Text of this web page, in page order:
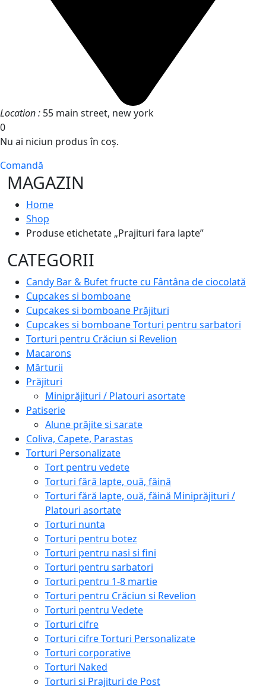
Location : 55 main street, new york
0
Nu ai niciun produs în coș.
Comandă
MAGAZIN
Home
Shop
Produse etichetate „Prajituri fara lapte”
CATEGORII
Candy Bar & Bufet fructe cu Fântâna de ciocolată
Cupcakes si bomboane
Cupcakes si bomboane Prăjituri
Cupcakes si bomboane Torturi pentru sarbatori
Torturi pentru Crăciun si Revelion
Macarons
Mărturii
Prăjituri
Miniprăjituri / Platouri asortate
Patiserie
Alune prăjite si sarate
Coliva, Capete, Parastas
Torturi Personalizate
Tort pentru vedete
Torturi fără lapte, ouă, făină
Torturi fără lapte, ouă, făină Miniprăjituri /
Platouri asortate
Torturi nunta
Torturi pentru botez
Torturi pentru nasi si fini
Torturi pentru sarbatori
Torturi pentru 1-8 martie
Torturi pentru Crăciun si Revelion
Torturi pentru Vedete
Torturi cifre
Torturi cifre Torturi Personalizate
Torturi corporative
Torturi Naked
Torturi si Prajituri de Post